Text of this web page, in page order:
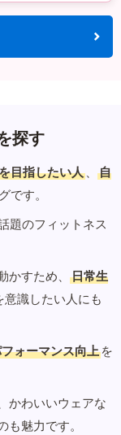
探す
目指したい人 、
自
です。
題のフィットネス
すため、
日常生
意識したい人にも
ォーマンス向上 を
かわいいウェアな
魅力です。